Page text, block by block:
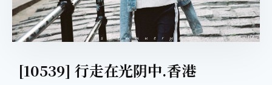
[10539] 行走在光阴中.香港